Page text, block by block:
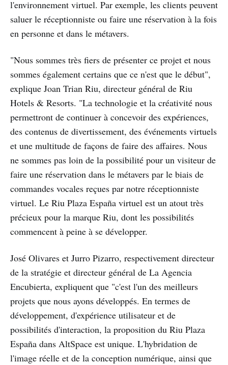
l'environnement virtuel. Par exemple, les clients peuvent
saluer le réceptionniste ou faire une réservation à la fois
en personne et dans le métavers.
"Nous sommes très fiers de présenter ce projet et nous
sommes également certains que ce n'est que le début",
explique Joan Trian Riu, directeur général de Riu
Hotels & Resorts. "La technologie et la créativité nous
permettront de continuer à concevoir des expériences,
des contenus de divertissement, des événements virtuels
et une multitude de façons de faire des affaires. Nous
ne sommes pas loin de la possibilité pour un visiteur de
faire une réservation dans le métavers par le biais de
commandes vocales reçues par notre réceptionniste
virtuel. Le Riu Plaza España virtuel est un atout très
précieux pour la marque Riu, dont les possibilités
commencent à peine à se développer.
José Olivares et Jurro Pizarro, respectivement directeur
de la stratégie et directeur général de La Agencia
Encubierta, expliquent que "c'est l'un des meilleurs
projets que nous ayons développés. En termes de
développement, d'expérience utilisateur et de
possibilités d'interaction, la proposition du Riu Plaza
España dans AltSpace est unique. L'hybridation de
l'image réelle et de la conception numérique, ainsi que